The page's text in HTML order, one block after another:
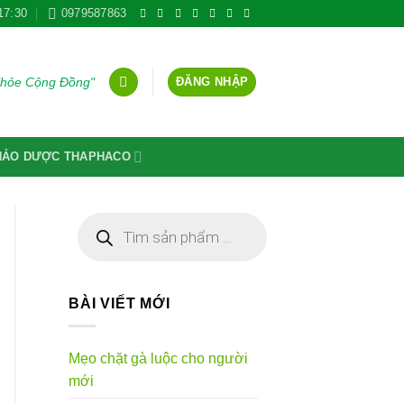
0979587863
Cộng Đồng" ĐĂNG NHẬP
DƯỢC THAPHACO
kiếm
BÀI VIẾT MỚI
Mẹo chặt gà luộc cho người
mới